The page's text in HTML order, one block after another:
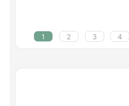
1 2 3 4